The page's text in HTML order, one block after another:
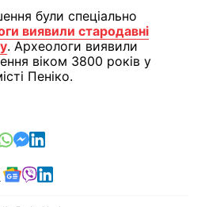
були спеціально
виявили стародавні
. Археологи виявили
віком 3800 років у
Пеніко.
у Telegram
у Facebook
у Xу Viber
відправити у Whatsapp
відправити у Messenger
відправити у LinkedIn
у Telegram
у Facebook
Читайте у X
Читайте у Google news
Читайте у Viber
Читайте у LinkedIn